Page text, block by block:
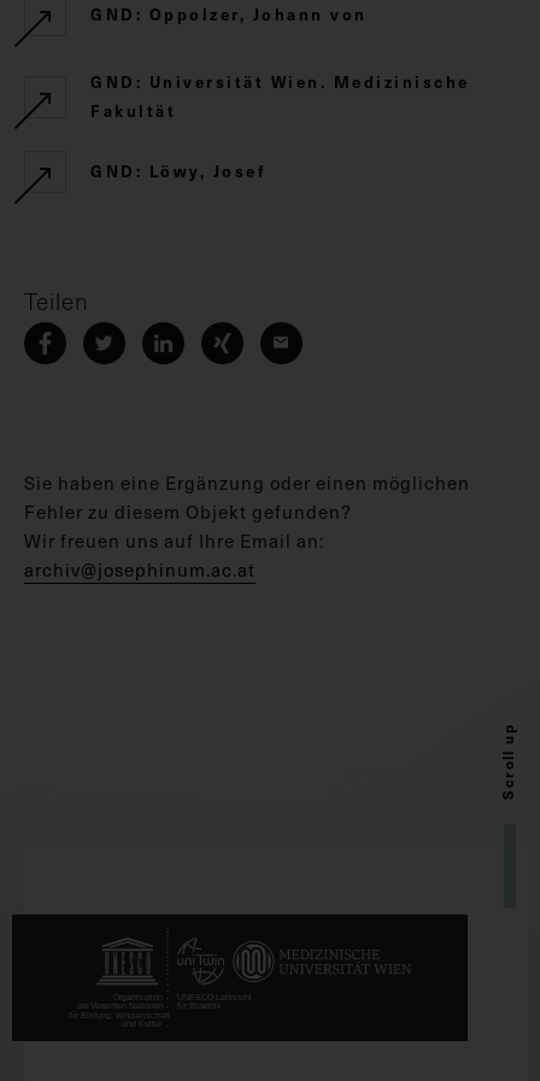
GND: Oppolzer, Johann von
GND: Universität Wien. Medizinische
Fakultät
GND: Löwy, Josef
Teilen
Sie haben eine Ergänzung oder einen möglichen
Fehler zu diesem Objekt gefunden?
Wir freuen uns auf Ihre Email an:
archiv@josephinum.ac.at
Scroll up